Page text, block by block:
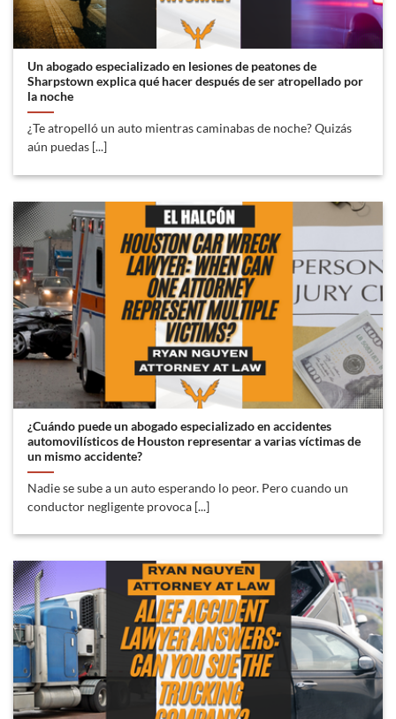
Un abogado especializado en lesiones de peatones de
Sharpstown explica qué hacer después de ser atropellado por
la noche
¿Te atropelló un auto mientras caminabas de noche? Quizás
aún puedas [...]
¿Cuándo puede un abogado especializado en accidentes
automovilísticos de Houston representar a varias víctimas de
un mismo accidente?
Nadie se sube a un auto esperando lo peor. Pero cuando un
conductor negligente provoca [...]